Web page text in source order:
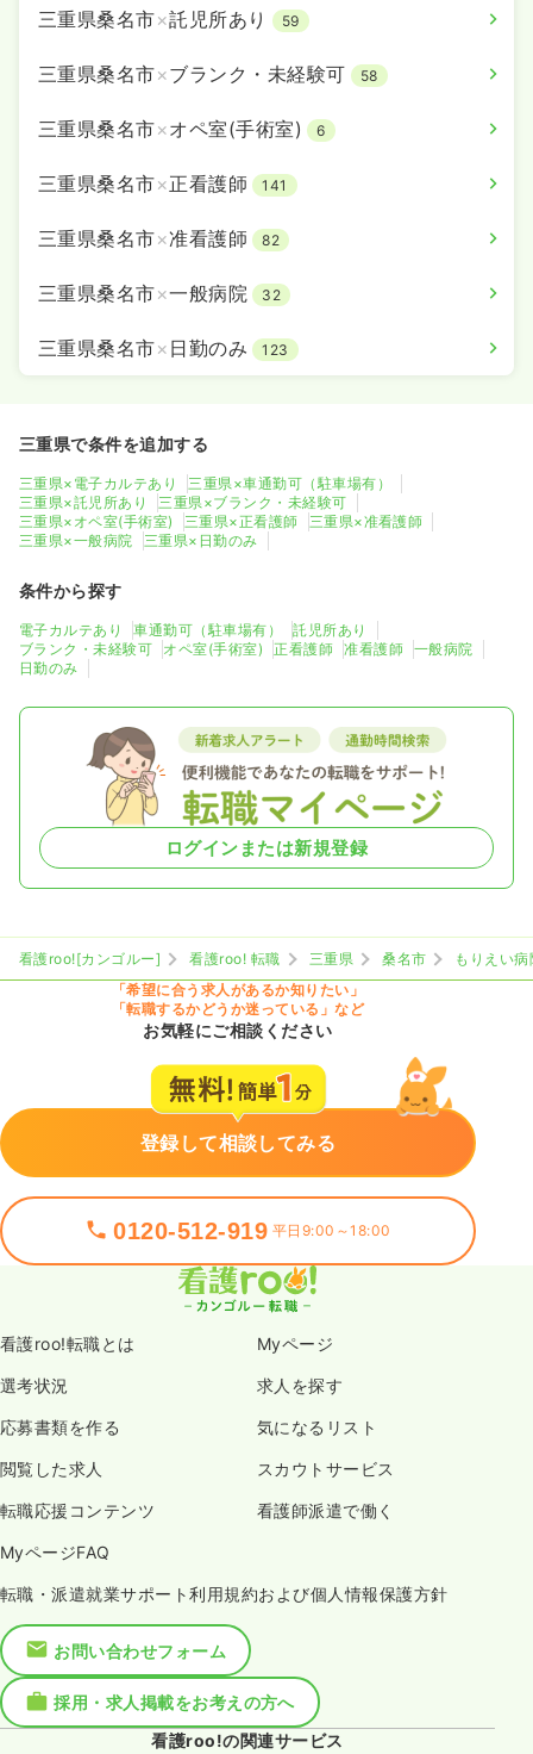
三重県桑名市×託児所あり 59
三重県桑名市×ブランク・未経験可 58
三重県桑名市×オペ室(手術室) 6
三重県桑名市×正看護師 141
三重県桑名市×准看護師 82
三重県桑名市×一般病院 32
三重県桑名市× 日勤のみ 123
三重県で条件を追加する
三重県×電子カルテあり
三重県×車通勤可（駐車場有）
三重県×託児所あり
三重県×ブランク・未経験可
三重県×オペ室(手術室)
三重県×正看護師
三重県×准看護師
三重県×一般病院
三重県×日勤のみ
条件から探す
電子カルテあり 車通勤可（駐車場有）
託児所あり
ブランク・未経験可
オペ室(手術室) 正看護師 准看護師
一般病院
日勤のみ
ログインまたは新規登録
看護roo![カンゴルー] 看護roo! 転職 三重県 桑名市
もりえい病
「希望に合う求人があるか知りたい」
「転職するかどうか迷っている」など
お気軽にご相談ください
登録して相談してみる
0120-512-919 平日9:00～18:00
看護roo!転職とは Myページ
選考状況 求人を探す
応募書類を作る 気になるリスト
閲覧した求人 スカウトサービス
転職応援コンテンツ 看護師派遣で働く
MyページFAQ
転職・派遣就業サポート利用規約および個人情報保護方針
お問い合わせフォーム
採用・求人掲載をお考えの方へ
看護roo!の関連サービス